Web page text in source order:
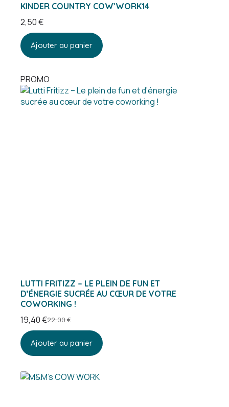
KINDER COUNTRY COW’WORK14
2,50€
Ajouter au panier
PROMO
LUTTI FRITIZZ – LE PLEIN DE FUN ET
D’ÉNERGIE SUCRÉE AU CŒUR DE VOTRE
COWORKING !
22,00€
Le
initial
était :
19,40€Le
actuel
est :
Ajouter au panier